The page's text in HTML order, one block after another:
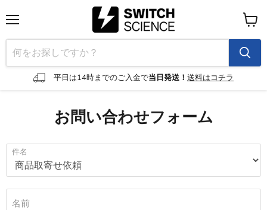
ニ
ュ
ー
平日は14時までのご入金で当日発送！ 送料はコチラ
カ
ー
ト
を
見
お問い合わせフォーム
件名
名前